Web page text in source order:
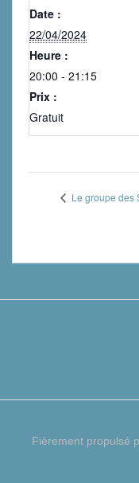
Date :
22/04/2024
Heure :
20:00 - 21:15
Prix :
Gratuit
Le groupe des
Fièrement propulsé